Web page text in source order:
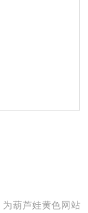
为葫芦娃黄色网站